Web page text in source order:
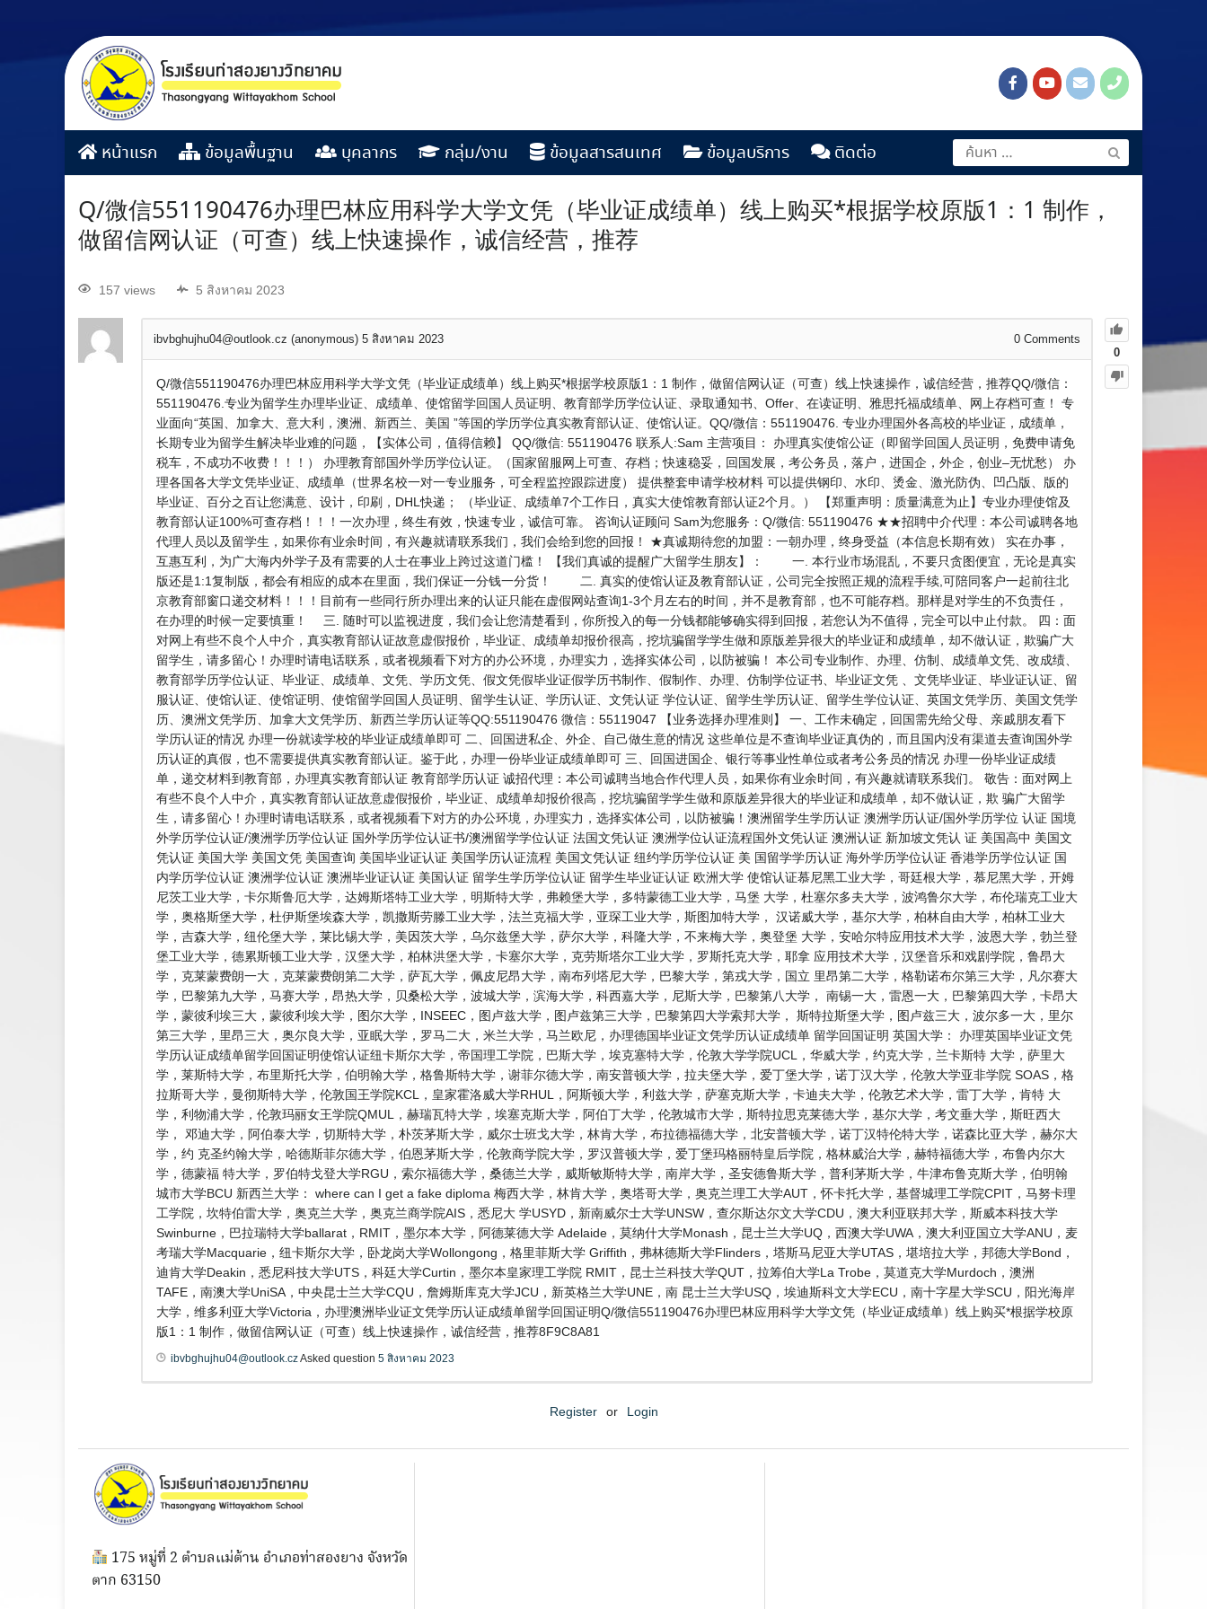
หน้าแรก ข้อมูลพื้นฐาน บุคลากร กลุ่ม/งาน ข้อมูลสารสนเทศ ข้อมูลบริการ ติดต่อ
Q/微信551190476办理巴林应用科学大学文凭（毕业证成绩单）线上购买*根据学校原版1：1 制作，
做留信网认证（可查）线上快速操作，诚信经营，推荐
157 views 5 สิงหาคม 2023
0
ibvbghujhu04@outlook.cz (anonymous) 5 สิงหาคม 2023 0 Comments
Q/微信551190476办理巴林应用科学大学文凭（毕业证成绩单）线上购买*根据学校原版1：1 制作，做留信网认证（可查）线上快速操作，诚信经营，推荐QQ/微信：
551190476.专业为留学生办理毕业证、成绩单、使馆留学回国人员证明、教育部学历学位认证、录取通知书、Offer、在读证明、雅思托福成绩单、网上存档可查！ 专
业面向“英国、加拿大、意大利，澳洲、新西兰、美国 ”等国的学历学位真实教育部认证、使馆认证。QQ/微信：551190476. 专业办理国外各高校的毕业证，成绩单，
长期专业为留学生解决毕业难的问题，【实体公司，值得信赖】 QQ/微信: 551190476 联系人:Sam 主营项目： 办理真实使馆公证（即留学回国人员证明，免费申请免
税车，不成功不收费！！！） 办理教育部国外学历学位认证。（国家留服网上可查、存档；快速稳妥，回国发展，考公务员，落户，进国企，外企，创业–无忧愁） 办
理各国各大学文凭毕业证、成绩单（世界名校一对一专业服务，可全程监控跟踪进度） 提供整套申请学校材料 可以提供钢印、水印、烫金、激光防伪、凹凸版、版的
毕业证、百分之百让您满意、设计，印刷，DHL快递； （毕业证、成绩单7个工作日，真实大使馆教育部认证2个月。） 【郑重声明：质量满意为止】专业办理使馆及
教育部认证100%可查存档！！！一次办理，终生有效，快速专业，诚信可靠。 咨询认证顾问 Sam为您服务：Q/微信: 551190476 ★★招聘中介代理：本公司诚聘各地
代理人员以及留学生，如果你有业余时间，有兴趣就请联系我们，我们会给到您的回报！ ★真诚期待您的加盟：一朝办理，终身受益（本信息长期有效） 实在办事，
互惠互利，为广大海内外学子及有需要的人士在事业上跨过这道门槛！ 【我们真诚的提醒广大留学生朋友】： 一. 本行业市场混乱，不要只贪图便宜，无论是真实
版还是1:1复制版，都会有相应的成本在里面，我们保证一分钱一分货！ 二. 真实的使馆认证及教育部认证，公司完全按照正规的流程手续,可陪同客户一起前往北
京教育部窗口递交材料！！！目前有一些同行所办理出来的认证只能在虚假网站查询1-3个月左右的时间，并不是教育部，也不可能存档。那样是对学生的不负责任，
在办理的时候一定要慎重！ 三. 随时可以监视进度，我们会让您清楚看到，你所投入的每一分钱都能够确实得到回报，若您认为不值得，完全可以中止付款。 四：面
对网上有些不良个人中介，真实教育部认证故意虚假报价，毕业证、成绩单却报价很高，挖坑骗留学学生做和原版差异很大的毕业证和成绩单，却不做认证，欺骗广大
留学生，请多留心！办理时请电话联系，或者视频看下对方的办公环境，办理实力，选择实体公司，以防被骗！ 本公司专业制作、办理、仿制、成绩单文凭、改成绩、
教育部学历学位认证、毕业证、成绩单、文凭、学历文凭、假文凭假毕业证假学历书制作、假制作、办理、仿制学位证书、毕业证文凭 、文凭毕业证、毕业证认证、留
服认证、使馆认证、使馆证明、使馆留学回国人员证明、留学生认证、学历认证、文凭认证 学位认证、留学生学历认证、留学生学位认证、英国文凭学历、美国文凭学
历、澳洲文凭学历、加拿大文凭学历、新西兰学历认证等QQ:551190476 微信：55119047 【业务选择办理准则】 一、工作未确定，回国需先给父母、亲戚朋友看下
学历认证的情况 办理一份就读学校的毕业证成绩单即可 二、回国进私企、外企、自己做生意的情况 这些单位是不查询毕业证真伪的，而且国内没有渠道去查询国外学
历认证的真假，也不需要提供真实教育部认证。鉴于此，办理一份毕业证成绩单即可 三、回国进国企、银行等事业性单位或者考公务员的情况 办理一份毕业证成绩
单，递交材料到教育部，办理真实教育部认证 教育部学历认证 诚招代理：本公司诚聘当地合作代理人员，如果你有业余时间，有兴趣就请联系我们。 敬告：面对网上
有些不良个人中介，真实教育部认证故意虚假报价，毕业证、成绩单却报价很高，挖坑骗留学学生做和原版差异很大的毕业证和成绩单，却不做认证，欺 骗广大留学
生，请多留心！办理时请电话联系，或者视频看下对方的办公环境，办理实力，选择实体公司，以防被骗！澳洲留学生学历认证 澳洲学历认证/国外学历学位 认证 国境
外学历学位认证/澳洲学历学位认证 国外学历学位认证书/澳洲留学学位认证 法国文凭认证 澳洲学位认证流程国外文凭认证 澳洲认证 新加坡文凭认 证 美国高中 美国文
凭认证 美国大学 美国文凭 美国查询 美国毕业证认证 美国学历认证流程 美国文凭认证 纽约学历学位认证 美 国留学学历认证 海外学历学位认证 香港学历学位认证 国
内学历学位认证 澳洲学位认证 澳洲毕业证认证 美国认证 留学生学历学位认证 留学生毕业证认证 欧洲大学 使馆认证慕尼黑工业大学，哥廷根大学，慕尼黑大学，开姆
尼茨工业大学，卡尔斯鲁厄大学，达姆斯塔特工业大学，明斯特大学，弗赖堡大学，多特蒙德工业大学，马堡 大学，杜塞尔多夫大学，波鸿鲁尔大学，布伦瑞克工业大
学，奥格斯堡大学，杜伊斯堡埃森大学，凯撒斯劳滕工业大学，法兰克福大学，亚琛工业大学，斯图加特大学， 汉诺威大学，基尔大学，柏林自由大学，柏林工业大
学，吉森大学，纽伦堡大学，莱比锡大学，美因茨大学，乌尔兹堡大学，萨尔大学，科隆大学，不来梅大学，奥登堡 大学，安哈尔特应用技术大学，波恩大学，勃兰登
堡工业大学，德累斯顿工业大学，汉堡大学，柏林洪堡大学，卡塞尔大学，克劳斯塔尔工业大学，罗斯托克大学，耶拿 应用技术大学，汉堡音乐和戏剧学院，鲁昂大
学，克莱蒙费朗一大，克莱蒙费朗第二大学，萨瓦大学，佩皮尼昂大学，南布列塔尼大学，巴黎大学，第戎大学，国立 里昂第二大学，格勒诺布尔第三大学，凡尔赛大
学，巴黎第九大学，马赛大学，昂热大学，贝桑松大学，波城大学，滨海大学，科西嘉大学，尼斯大学，巴黎第八大学， 南锡一大，雷恩一大，巴黎第四大学，卡昂大
学，蒙彼利埃三大，蒙彼利埃大学，图尔大学，INSEEC，图卢兹大学，图卢兹第三大学，巴黎第四大学索邦大学， 斯特拉斯堡大学，图卢兹三大，波尔多一大，里尔
第三大学，里昂三大，奥尔良大学，亚眠大学，罗马二大，米兰大学，马兰欧尼，办理德国毕业证文凭学历认证成绩单 留学回国证明 英国大学： 办理英国毕业证文凭
学历认证成绩单留学回国证明使馆认证纽卡斯尔大学，帝国理工学院，巴斯大学，埃克塞特大学，伦敦大学学院UCL，华威大学，约克大学，兰卡斯特 大学，萨里大
学，莱斯特大学，布里斯托大学，伯明翰大学，格鲁斯特大学，谢菲尔德大学，南安普顿大学，拉夫堡大学，爱丁堡大学，诺丁汉大学，伦敦大学亚非学院 SOAS，格
拉斯哥大学，曼彻斯特大学，伦敦国王学院KCL，皇家霍洛威大学RHUL，阿斯顿大学，利兹大学，萨塞克斯大学，卡迪夫大学，伦敦艺术大学，雷丁大学，肯特 大
学，利物浦大学，伦敦玛丽女王学院QMUL，赫瑞瓦特大学，埃塞克斯大学，阿伯丁大学，伦敦城市大学，斯特拉思克莱德大学，基尔大学，考文垂大学，斯旺西大
学， 邓迪大学，阿伯泰大学，切斯特大学，朴茨茅斯大学，威尔士班戈大学，林肯大学，布拉德福德大学，北安普顿大学，诺丁汉特伦特大学，诺森比亚大学，赫尔大
学，约 克圣约翰大学，哈德斯菲尔德大学，伯恩茅斯大学，伦敦商学院大学，罗汉普顿大学，爱丁堡玛格丽特皇后学院，格林威治大学，赫特福德大学，布鲁内尔大
学，德蒙福 特大学，罗伯特戈登大学RGU，索尔福德大学，桑德兰大学，威斯敏斯特大学，南岸大学，圣安德鲁斯大学，普利茅斯大学，牛津布鲁克斯大学，伯明翰
城市大学BCU 新西兰大学： where can I get a fake diploma 梅西大学，林肯大学，奥塔哥大学，奥克兰理工大学AUT，怀卡托大学，基督城理工学院CPIT，马努卡理
工学院，坎特伯雷大学，奥克兰大学，奥克兰商学院AIS，悉尼大 学USYD，新南威尔士大学UNSW，查尔斯达尔文大学CDU，澳大利亚联邦大学，斯威本科技大学
Swinburne，巴拉瑞特大学ballarat，RMIT，墨尔本大学，阿德莱德大学 Adelaide，莫纳什大学Monash，昆士兰大学UQ，西澳大学UWA，澳大利亚国立大学ANU，麦
考瑞大学Macquarie，纽卡斯尔大学，卧龙岗大学Wollongong，格里菲斯大学 Griffith，弗林德斯大学Flinders，塔斯马尼亚大学UTAS，堪培拉大学，邦德大学Bond，
迪肯大学Deakin，悉尼科技大学UTS，科廷大学Curtin，墨尔本皇家理工学院 RMIT，昆士兰科技大学QUT，拉筹伯大学La Trobe，莫道克大学Murdoch，澳洲
TAFE，南澳大学UniSA，中央昆士兰大学CQU，詹姆斯库克大学JCU，新英格兰大学UNE，南 昆士兰大学USQ，埃迪斯科文大学ECU，南十字星大学SCU，阳光海岸
大学，维多利亚大学Victoria，办理澳洲毕业证文凭学历认证成绩单留学回国证明Q/微信551190476办理巴林应用科学大学文凭（毕业证成绩单）线上购买*根据学校原
版1：1 制作，做留信网认证（可查）线上快速操作，诚信经营，推荐8F9C8A81
ibvbghujhu04@outlook.czAsked question 5 สิงหาคม 2023
Register or Login
175 หมู่ที่ 2 ตำบลแม่ต้าน อำเภอท่าสองยาง จังหวัด
ตาก 63150